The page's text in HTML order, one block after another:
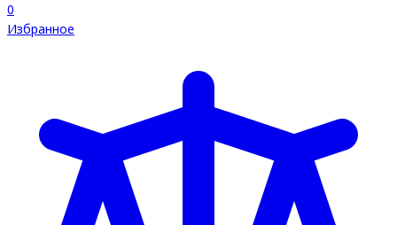
0
Избранное